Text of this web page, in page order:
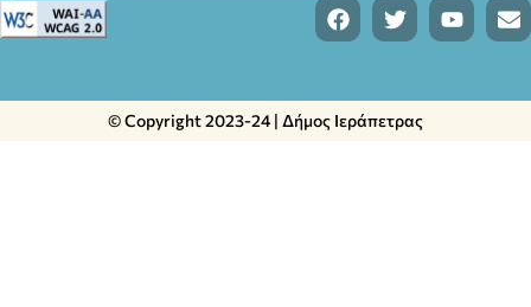
© Copyright 2023-24 | Δήμος Ιεράπετρας